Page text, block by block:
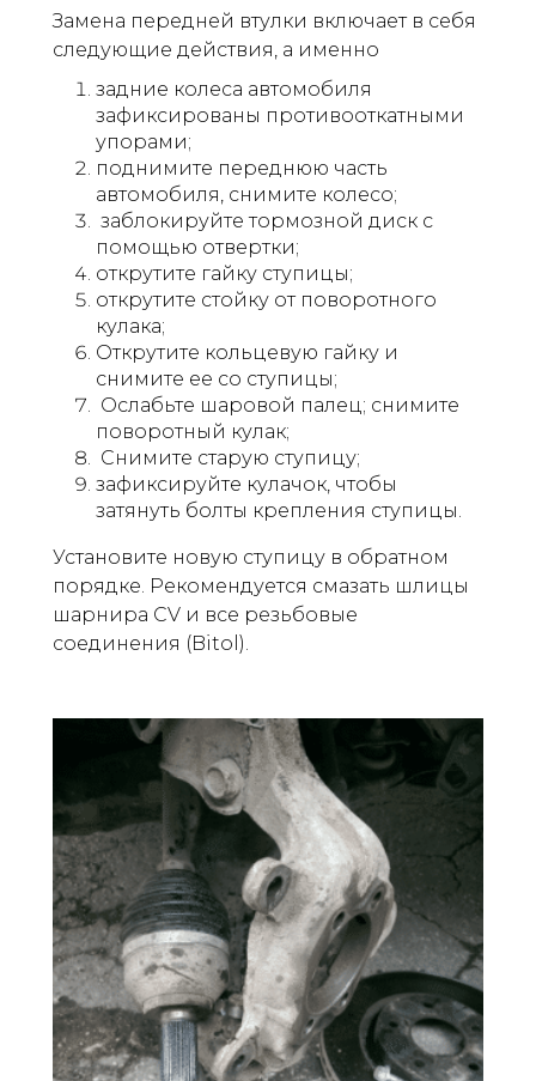
Замена передней втулки включает в себя
следующие действия, а именно
задние колеса автомобиля
зафиксированы противооткатными
упорами;
поднимите переднюю часть
автомобиля, снимите колесо;
заблокируйте тормозной диск с
помощью отвертки;
открутите гайку ступицы;
открутите стойку от поворотного
кулака;
Открутите кольцевую гайку и
снимите ее со ступицы;
Ослабьте шаровой палец; снимите
поворотный кулак;
Снимите старую ступицу;
зафиксируйте кулачок, чтобы
затянуть болты крепления ступицы.
Установите новую ступицу в обратном
порядке. Рекомендуется смазать шлицы
шарнира CV и все резьбовые
соединения (Bitol).